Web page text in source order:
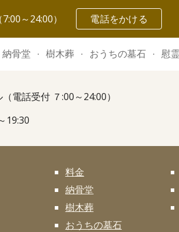
Skip to navigation
～24:00） 電話をかける
納骨堂 樹木葬 おうちの墓石 慰
電話受付 ７:00～24:00）
19:30
料金
納骨堂
樹木葬
おうちの墓石